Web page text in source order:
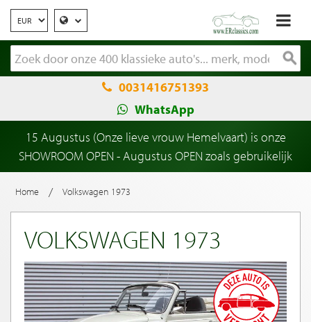
0031416751393
WhatsApp
15 Augustus (Onze lieve vrouw Hemelvaart) is onze
SHOWROOM OPEN - Augustus OPEN zoals gebruikelijk
Home / Volkswagen 1973
VOLKSWAGEN 1973